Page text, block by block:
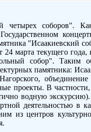
четырех соборов".
"Исаакиевский
24 марта текущего
собор". Таким
памятника:
объединение
проекты. В
водную
деятельностью в
из центров